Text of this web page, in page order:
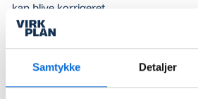
Samtykke Detaljer
kan blive korrigeret.
4.4.2 Oplysninger, vi har indsamlet i
at korrigere via login til din kundekonto
under punktet ”Min profil”.